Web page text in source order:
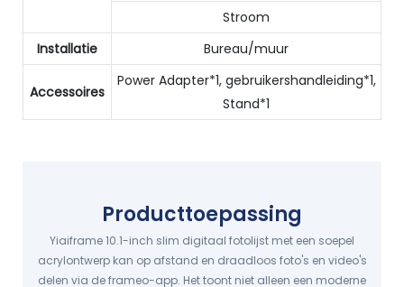
Stroom
Installatie
Bureau/muur
Accessoires
Power Adapter*1, gebruikershandleiding*1,
Stand*1
Producttoepassing
Yiaiframe 10.1-inch slim digitaal fotolijst met een soepel
acrylontwerp kan op afstand en draadloos foto's en video's
delen via de frameo-app. Het toont niet alleen een moderne